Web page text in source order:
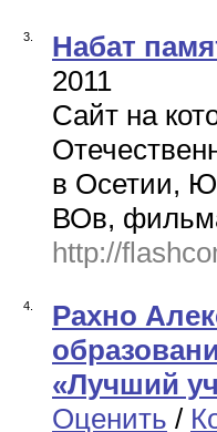
3. Набат
2011
Сайт на
в Осетии,
ВОв,
http://
4.
Рахно
«Лучший
Оценить /